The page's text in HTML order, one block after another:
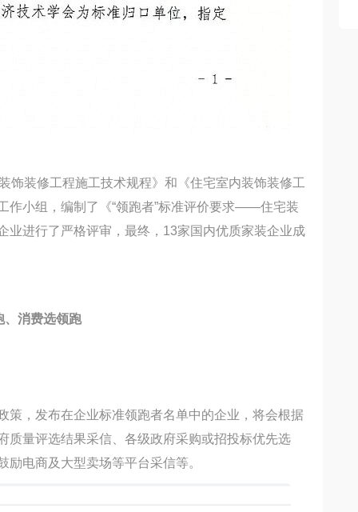
饰装修工程施工技术规程》和《住宅室内装饰装修工
作小组，编制了《“领跑者”标准评价要求——住宅装
业进行了严格评审，最终，13家国内优质家装企业成
、消费选领跑
策，发布在企业标准领跑者名单中的企业，将会根据
质量评选结果采信、各级政府采购或招投标优先选
电商及大型卖场等平台采信等。
择！